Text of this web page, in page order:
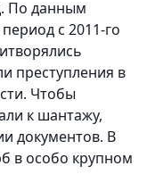
По данным
с 2011-го
преступления в
Чтобы
к шантажу,
документов. В
в особо крупном